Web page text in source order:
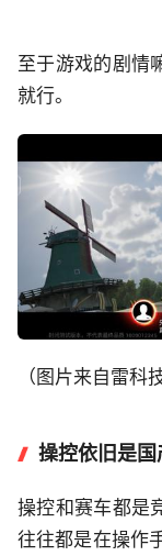
至于游戏的剧情
就行。
（图片来自雷科技
操控依旧是
操控和赛车都是
往往都是在操作